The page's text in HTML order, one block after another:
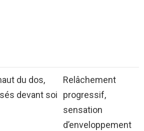
du dos,
devant soi
Relâchement
progressif,
sensation
d’enveloppement